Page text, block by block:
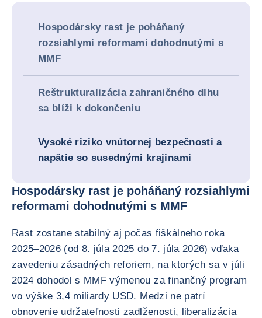
Hospodársky rast je poháňaný
rozsiahlymi reformami dohodnutými s
MMF
Reštrukturalizácia zahraničného dlhu
sa blíži k dokončeniu
Vysoké riziko vnútornej bezpečnosti a
napätie so susednými krajinami
Hospodársky rast je poháňaný rozsiahlymi
reformami dohodnutými s MMF
Rast zostane stabilný aj počas fiškálneho roka
2025–2026 (od 8. júla 2025 do 7. júla 2026) vďaka
zavedeniu zásadných reforiem, na ktorých sa v júli
2024 dohodol s MMF výmenou za finančný program
vo výške 3,4 miliardy USD. Medzi ne patrí
obnovenie udržateľnosti zadlženosti, liberalizácia